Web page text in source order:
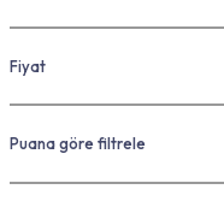
Fiyat
Puana göre filtrele